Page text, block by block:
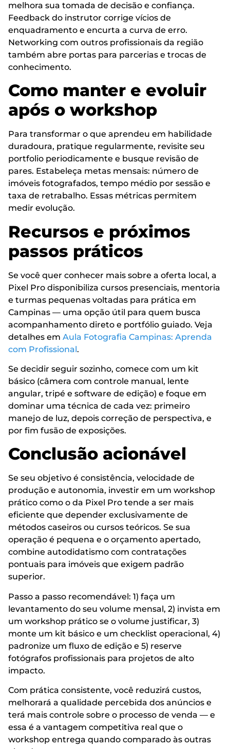
melhora sua tomada de decisão e confiança.
Feedback do instrutor corrige vícios de
enquadramento e encurta a curva de erro.
Networking com outros profissionais da região
também abre portas para parcerias e trocas de
conhecimento.
Como manter e evoluir
após o workshop
Para transformar o que aprendeu em habilidade
duradoura, pratique regularmente, revisite seu
portfolio periodicamente e busque revisão de
pares. Estabeleça metas mensais: número de
imóveis fotografados, tempo médio por sessão e
taxa de retrabalho. Essas métricas permitem
medir evolução.
Recursos e próximos
passos práticos
Se você quer conhecer mais sobre a oferta local, a
Pixel Pro disponibiliza cursos presenciais, mentoria
e turmas pequenas voltadas para prática em
Campinas — uma opção útil para quem busca
acompanhamento direto e portfólio guiado. Veja
detalhes em Aula Fotografia Campinas: Aprenda
com Profissional.
Se decidir seguir sozinho, comece com um kit
básico (câmera com controle manual, lente
angular, tripé e software de edição) e foque em
dominar uma técnica de cada vez: primeiro
manejo de luz, depois correção de perspectiva, e
por fim fusão de exposições.
Conclusão acionável
Se seu objetivo é consistência, velocidade de
produção e autonomia, investir em um workshop
prático como o da Pixel Pro tende a ser mais
eficiente que depender exclusivamente de
métodos caseiros ou cursos teóricos. Se sua
operação é pequena e o orçamento apertado,
combine autodidatismo com contratações
pontuais para imóveis que exigem padrão
superior.
Passo a passo recomendável: 1) faça um
levantamento do seu volume mensal, 2) invista em
um workshop prático se o volume justificar, 3)
monte um kit básico e um checklist operacional, 4)
padronize um fluxo de edição e 5) reserve
fotógrafos profissionais para projetos de alto
impacto.
Com prática consistente, você reduzirá custos,
melhorará a qualidade percebida dos anúncios e
terá mais controle sobre o processo de venda — e
essa é a vantagem competitiva real que o
workshop entrega quando comparado às outras